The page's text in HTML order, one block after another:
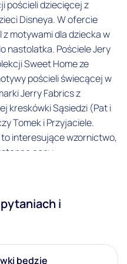
pościeli dziecięcej z
Disneya. W ofercie
motywami dla dziecka w
nastolatka. Pościele Jery
Sweet Home ze
pościeli świecącej w
Jerry Fabrics z
kreskówki Sąsiedzi (Pat i
Tomek i Przyjaciele.
interesujące wzornictwo,
ceny.
i
będzie